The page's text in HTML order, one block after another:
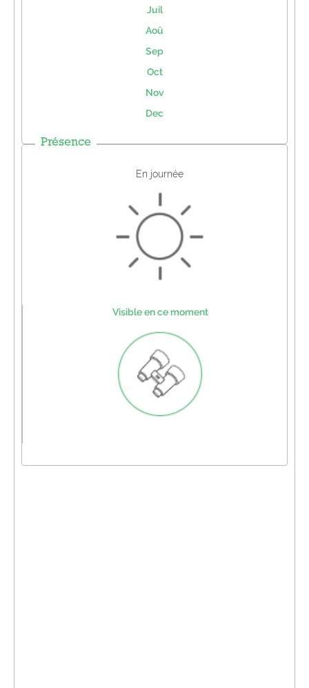
Juil
Aoû
Sep
Oct
Nov
Dec
Présence
En journée
Visible en ce moment